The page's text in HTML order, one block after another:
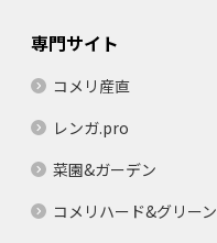
専門サイト
コメリ産直
レンガ.pro
菜園&ガーデン
コメリハード&グリーン